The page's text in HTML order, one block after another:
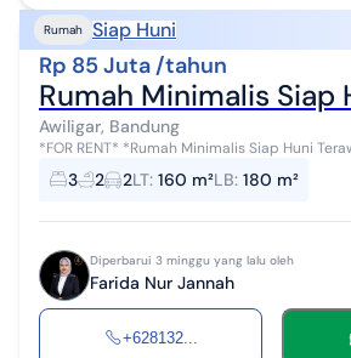
Rumah Siap Huni
Rp 85 Juta /tahun
Rumah Minimalis
Awiligar, Bandung
*FOR RENT* *Rumah Minimalis Siap Huni Terawat di Awiligar Dekat
Dago Cikutra* Kondisi : Furnished Sertifikat : SHM L.Tanah : 160 m²
L.Bangunan ...
3 2 2LT: 160 m²LB: 180 m²
Diperbarui 3 minggu yang lalu oleh
Farida Nur Jannah
+628132...